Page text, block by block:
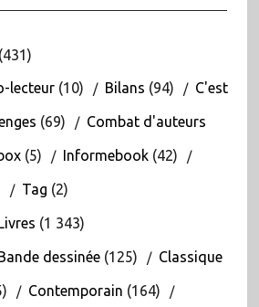
(431)
lecteur(10) Bilans (94) C'est
(69) Combat d'auteurs
(5) Informebook(42)
Tag (2)
(1 343)
dessinée(125) Classique
Contemporain (164)